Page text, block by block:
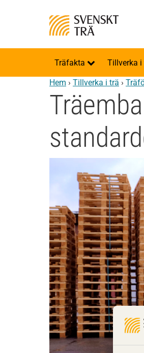
Träfakta Tillverka i
Hem › Tillverka i trä ›